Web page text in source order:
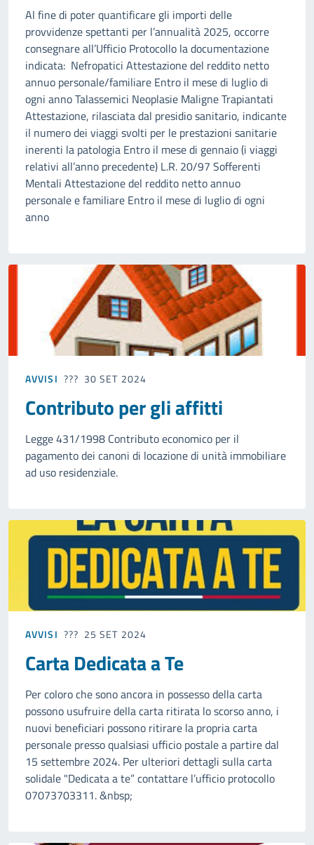
Al fine di poter quantificare gli importi delle
provvidenze spettanti per l’annualità 2025, occorre
consegnare all’Ufficio Protocollo la documentazione
indicata: Nefropatici Attestazione del reddito netto
annuo personale/familiare Entro il mese di luglio di
ogni anno Talassemici Neoplasie Maligne Trapiantati
Attestazione, rilasciata dal presidio sanitario, indicante
il numero dei viaggi svolti per le prestazioni sanitarie
inerenti la patologia Entro il mese di gennaio (i viaggi
relativi all’anno precedente) L.R. 20/97 Sofferenti
Mentali Attestazione del reddito netto annuo
personale e familiare Entro il mese di luglio di ogni
anno
AVVISI 30 SET 2024
Contributo per gli affitti
Legge 431/1998 Contributo economico per il
pagamento dei canoni di locazione di unità immobiliare
ad uso residenziale.
AVVISI 25 SET 2024
Carta Dedicata a Te
Per coloro che sono ancora in possesso della carta
possono usufruire della carta ritirata lo scorso anno, i
nuovi beneficiari possono ritirare la propria carta
personale presso qualsiasi ufficio postale a partire dal
15 settembre 2024. Per ulteriori dettagli sulla carta
solidale "Dedicata a te” contattare l’ufficio protocollo
07073703311. &nbsp;